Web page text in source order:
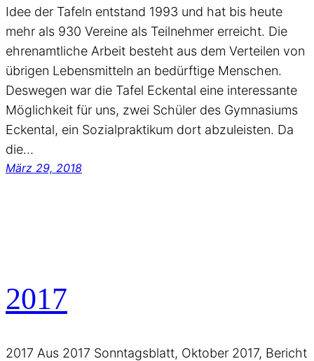
Idee der Tafeln entstand 1993 und hat bis heute
mehr als 930 Vereine als Teilnehmer erreicht. Die
ehrenamtliche Arbeit besteht aus dem Verteilen von
übrigen Lebensmitteln an bedürftige Menschen.
Deswegen war die Tafel Eckental eine interessante
Möglichkeit für uns, zwei Schüler des Gymnasiums
Eckental, ein Sozialpraktikum dort abzuleisten. Da
die…
März 29, 2018
2017
2017 Aus 2017 Sonntagsblatt, Oktober 2017, Bericht